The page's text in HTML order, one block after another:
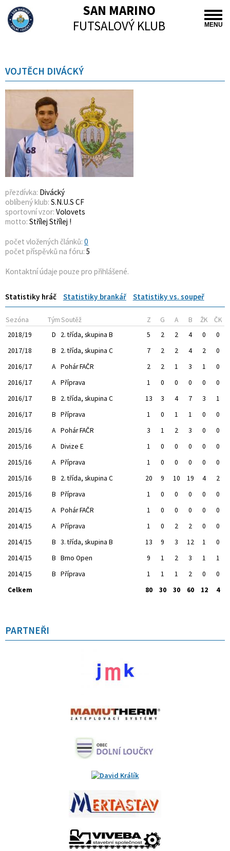
MENU
SAN MARINO
FUTSALOVÝ KLUB
VOJTĚCH DIVÁCKÝ
přezdívka: Divácký
oblíbený klub: S.N.U.S CF
sportovní vzor: Volovets
motto: Střílej Střílej !
počet vložených článků: 0
počet příspěvků na fóru: 5
Kontaktní údaje pouze pro přihlášené.
Statistiky hráč Statistiky brankář Statistiky vs. soupeř
Sezóna TýmSoutěž Z G A B ŽK
ČK
2018/19
D 2. třída, skupina B 5 2 2 4 0
0
2017/18
B 2. třída, skupina C 7 2 2 4 2
0
2016/17
A Pohár FAČR 2 2 1 3 1
0
2016/17
A Příprava 1 0 0 0 0
0
2016/17
B 2. třída, skupina C 13 3 4 7 3
1
2016/17
B Příprava 1 0 1 1 0
0
2015/16
A Pohár FAČR 3 1 2 3 0
0
2015/16
A Divize E 1 0 0 0 0
0
2015/16
A Příprava 1 0 0 0 0
0
2015/16
B 2. třída, skupina C 20 9 10 19 4
2
2015/16
B Příprava 1 0 0 0 0
0
2014/15
A Pohár FAČR 1 0 0 0 0
0
2014/15
A Příprava 1 0 2 2 0
0
2014/15
B 3. třída, skupina B 13 9 3 12 1
0
2014/15
B Brno Open 9 1 2 3 1
1
2014/15
B Příprava 1 1 1 2 0
0
Celkem
80 30 30 60 12 4
PARTNEŘI